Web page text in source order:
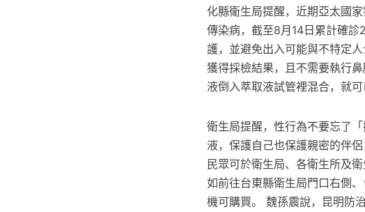
化縣衛生局提醒，近期亞太國
傳染病，截至8月14日累計確
護，並避免出入可能與不特定
獲得採檢結果，且不需要執行
液倒入萃取液試管裡混合，就可
衛生局提醒，性行為不要忘了
液，保護自己也保護親密的伴
民眾可於衛生局、各衛生所及
如前往台東縣衛生局門口右側
機可購買。 魏孫震說，昆明防